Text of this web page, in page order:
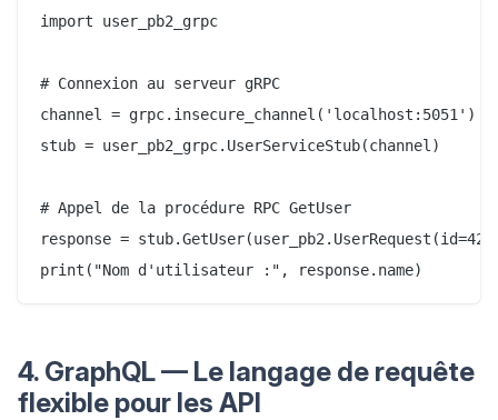
import user_pb2_grpc
# Connexion au serveur gRPC
channel = grpc.insecure_channel('localhost:5051')
stub = user_pb2_grpc.UserServiceStub(channel)
# Appel de la procédure RPC GetUser
response =
4. GraphQL — Le langage de requête
flexible pour les API